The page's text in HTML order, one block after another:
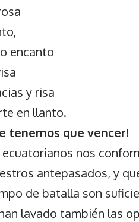
encanto
y risa
en llanto.
tenemos que vencer!
nos
antepasados, y
de batalla son
lavado también las